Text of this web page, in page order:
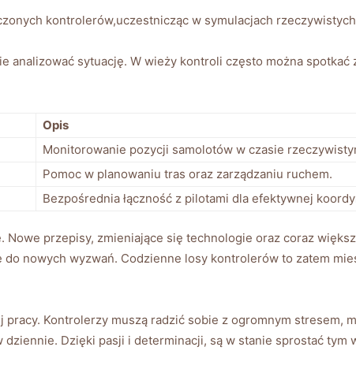
kontrolerów,uczestnicząc w symulacjach
analizować sytuację. W wieży kontroli często można
Opis
Monitorowanie pozycji samolotów w czasie
Pomoc w planowaniu tras oraz zarządzaniu ruchem.
Bezpośrednia łączność z pilotami dla efektywnej
Nowe przepisy, zmieniające się technologie oraz coraz
nowych wyzwań. Codzienne losy kontrolerów to zatem
Kontrolerzy muszą radzić sobie z ogromnym stresem,
Dzięki pasji i determinacji, są w stanie sprostać tym